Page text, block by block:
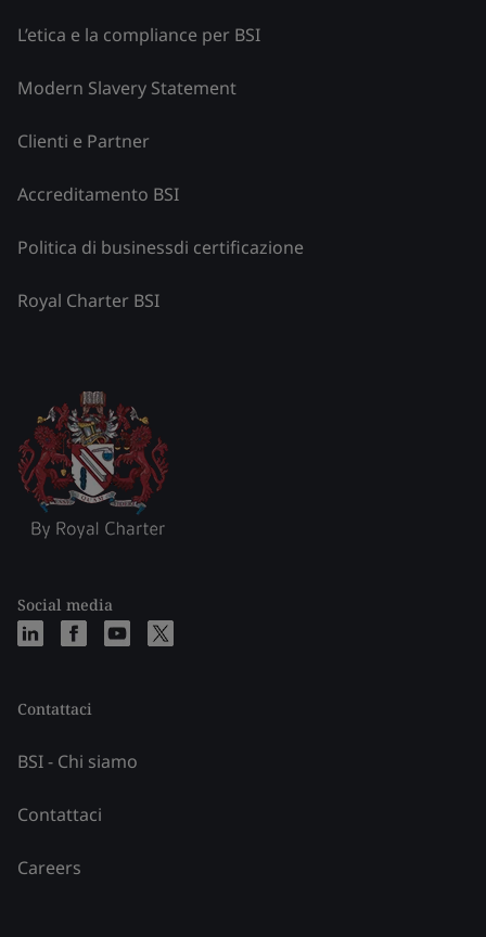
L’etica e la compliance per BSI
Modern Slavery Statement
Clienti e Partner
Accreditamento BSI
Politica di businessdi certificazione
Royal Charter BSI
Social media
Contattaci
BSI - Chi siamo
Contattaci
Careers